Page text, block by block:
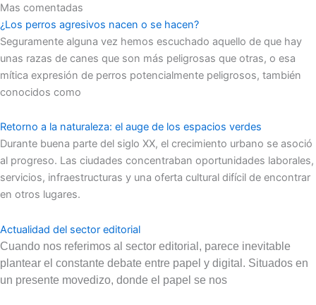
Mas comentadas
¿Los perros agresivos nacen o se hacen?
Seguramente alguna vez hemos escuchado aquello de que hay
unas razas de canes que son más peligrosas que otras, o esa
mítica expresión de perros potencialmente peligrosos, también
conocidos como
Retorno a la naturaleza: el auge de los espacios verdes
Durante buena parte del siglo XX, el crecimiento urbano se asoció
al progreso. Las ciudades concentraban oportunidades laborales,
servicios, infraestructuras y una oferta cultural difícil de encontrar
en otros lugares.
Actualidad del sector editorial
Cuando nos referimos al sector editorial, parece inevitable
plantear el constante debate entre papel y digital. Situados en
un presente movedizo, donde el papel se nos